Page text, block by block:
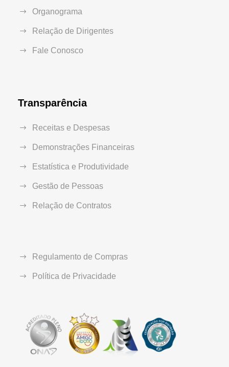
Organograma
Relação de Dirigentes
Fale Conosco
Transparência
Receitas e Despesas
Demonstrações Financeiras
Estatística e Produtividade
Gestão de Pessoas
Relação de Contratos
Regulamento de Compras
Política de Privacidade